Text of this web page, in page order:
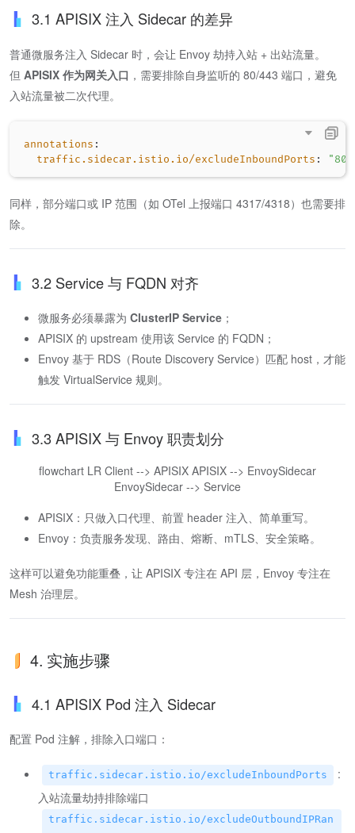
3.1 APISIX 注入 Sidecar 的差异
普通微服务注入 Sidecar 时，会让 Envoy 劫持入站 + 出站流量。
但 APISIX 作为网关入口 ，需要排除自身监听的 80/443 端口，避免
入站流量被二次代理。
annotations :
traffic.sidecar.istio.io/excludeInboundPorts :
同样，部分端口或 IP 范围（如 OTel 上报端口 4317/4318）也需要排
除。
3.2 Service 与 FQDN 对齐
微服务必须暴露为 ClusterIP Service ；
APISIX 的 upstream 使用该 Service 的 FQDN；
Envoy 基于 RDS（Route Discovery Service）匹配 host，才能
触发 VirtualService 规则。
3.3 APISIX 与 Envoy 职责划分
flowchart LR Client --> APISIX APISIX --> EnvoySidecar
EnvoySidecar --> Service
APISIX：只做入口代理、前置 header 注入、简单重写。
Envoy：负责服务发现、路由、熔断、mTLS、安全策略。
这样可以避免功能重叠，让 APISIX 专注在 API 层，Envoy 专注在
Mesh 治理层。
4. 实施步骤
4.1 APISIX Pod 注入 Sidecar
配置 Pod 注解，排除入口端口：
traffic.sidecar.istio.io/excludeInboundPorts
:
入站流量劫持排除端口
traffic.sidecar.istio.io/excludeOutboundIPRan